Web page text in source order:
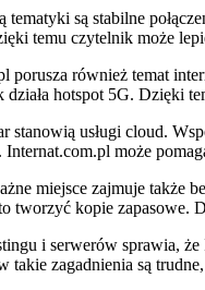
tematyki są stabilne
temu czytelnik może
porusza również temat
działa hotspot 5G. Dzięki
stanowią usługi cloud.
może
miejsce zajmuje także
tworzyć kopie zapasowe.
i serwerów sprawia,
takie zagadnienia są